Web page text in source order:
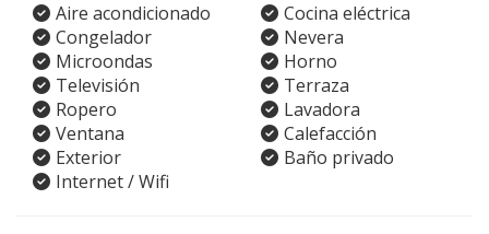
Aire acondicionado
Cocina eléctrica
Congelador
Nevera
Microondas
Horno
Televisión
Terraza
Ropero
Lavadora
Ventana
Calefacción
Exterior
Baño privado
Internet / Wifi